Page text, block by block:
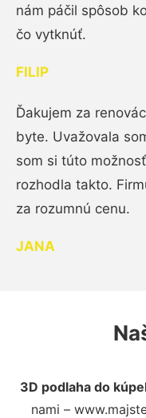
nám páčil spôsob
čo vytknúť.
FILIP
Ďakujem za
byte. Uvažovala
som si túto
rozhodla takto.
za rozumnú cenu.
JANA
3D podlaha do
nami –